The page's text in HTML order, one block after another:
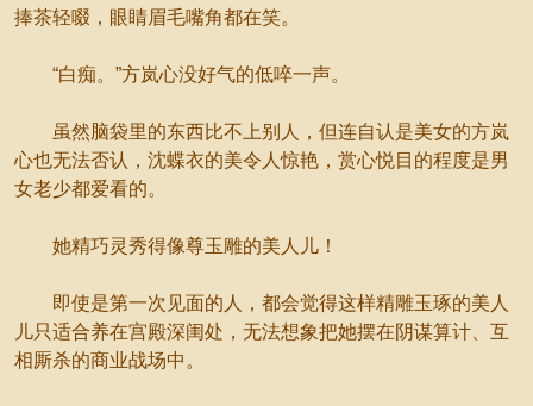
捧茶轻啜，眼睛眉毛嘴角都在笑。
“白痴。”方岚心没好气的低啐一声。
虽然脑袋里的东西比不上别人，但连自认是美女的方岚
心也无法否认，沈蝶衣的美令人惊艳，赏心悦目的程度是男
女老少都爱看的。
她精巧灵秀得像尊玉雕的美人儿！
即使是第一次见面的人，都会觉得这样精雕玉琢的美人
儿只适合养在宫殿深闺处，无法想象把她摆在阴谋算计、互
相厮杀的商业战场中。